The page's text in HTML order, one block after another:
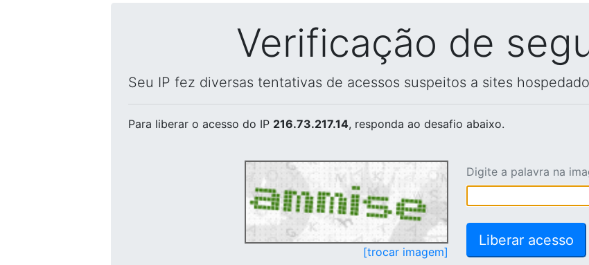
Verificação de
Seu IP fez diversas tentativas de acessos suspeitos a sites
Para liberar o acesso do IP 216.73.217.14, responda ao desafio abaixo.
[trocar imagem]
Digite a palavra na